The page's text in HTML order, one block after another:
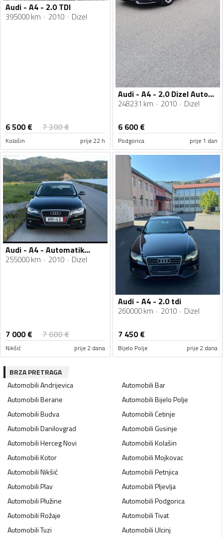
Audi - A4 - 2.0 TDI
395000 km 2010 Dizel
6 500€ 7 300€
Kolašin prije 22 h
Audi - A4 - 2.0 Dizel Automatik
248231 km 2010 Dizel
6 600€
Podgorica prije 1 dan
Audi - A4 - Automatik...
255000 km 2010 Dizel
7 000€ 7 600€
Nikšić prije 2 dana
Audi - A4 - 2.0 tdi
260000 km 2010 Dizel
7 450€
Bijelo Polje prije 2 dana
BRZA PRETRAGA
AutomobiliAndrijevica AutomobiliBar
AutomobiliBerane AutomobiliBijelo Polje
AutomobiliBudva AutomobiliCetinje
AutomobiliDanilovgrad AutomobiliGusinje
AutomobiliHerceg Novi AutomobiliKolašin
AutomobiliKotor AutomobiliMojkovac
AutomobiliNikšić AutomobiliPetnjica
AutomobiliPlav AutomobiliPljevlja
AutomobiliPlužine AutomobiliPodgorica
AutomobiliRožaje AutomobiliTivat
AutomobiliTuzi AutomobiliUlcinj